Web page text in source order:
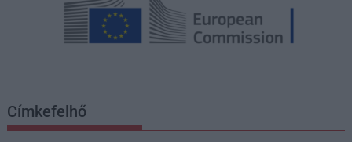
Címkefelhő